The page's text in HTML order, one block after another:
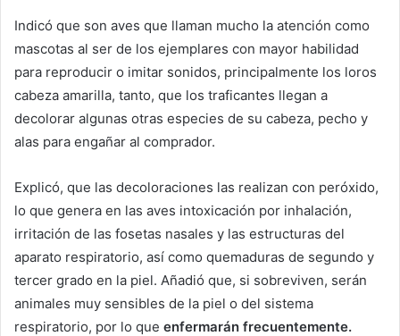
Indicó que son aves que llaman mucho la atención como
mascotas al ser de los ejemplares con mayor habilidad
para reproducir o imitar sonidos, principalmente los loros
cabeza amarilla, tanto, que los traficantes llegan a
decolorar algunas otras especies de su cabeza, pecho y
alas para engañar al comprador.
Explicó, que las decoloraciones las realizan con peróxido,
lo que genera en las aves intoxicación por inhalación,
irritación de las fosetas nasales y las estructuras del
aparato respiratorio, así como quemaduras de segundo y
tercer grado en la piel. Añadió que, si sobreviven, serán
animales muy sensibles de la piel o del sistema
respiratorio, por lo que enfermarán frecuentemente.